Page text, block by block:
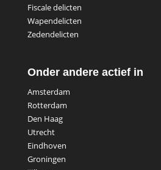
Fiscale delicten
Wapendelicten
Zedendelicten
Onder andere actief in
Amsterdam
Rotterdam
Den Haag
Utrecht
Eindhoven
Groningen